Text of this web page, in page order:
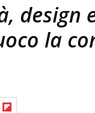
design
la